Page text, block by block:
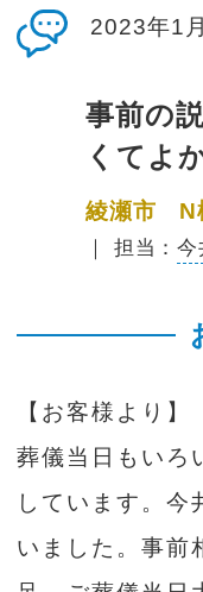
2023年1月
事前の
くてよ
綾瀬市 N
｜ 担当：今
【お客様より】
葬儀当日もいろ
しています。今
いました。事